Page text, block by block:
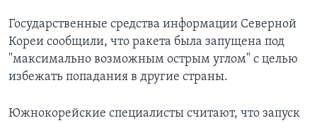
Государственные средства информации Северной
Кореи сообщили, что ракета была запущена под
"максимально возможным острым углом" с целью
избежать попадания в другие страны.
Южнокорейские специалисты считают, что запуск